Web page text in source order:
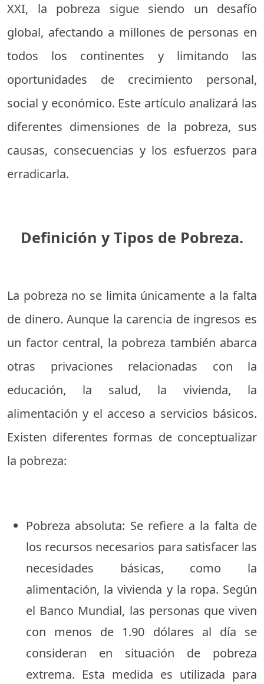
XXI, la pobreza sigue siendo un desafío
global, afectando a millones de personas en
todos los continentes y limitando las
oportunidades de crecimiento personal,
social y económico. Este artículo analizará las
diferentes dimensiones de la pobreza, sus
causas, consecuencias y los esfuerzos para
erradicarla.
Definición y Tipos de Pobreza.
La pobreza no se limita únicamente a la falta
de dinero. Aunque la carencia de ingresos es
un factor central, la pobreza también abarca
otras privaciones relacionadas con la
educación, la salud, la vivienda, la
alimentación y el acceso a servicios básicos.
Existen diferentes formas de conceptualizar
la pobreza:
Pobreza absoluta: Se refiere a la falta de
los recursos necesarios para satisfacer las
necesidades básicas, como la
alimentación, la vivienda y la ropa. Según
el Banco Mundial, las personas que viven
con menos de 1.90 dólares al día se
consideran en situación de pobreza
extrema. Esta medida es utilizada para